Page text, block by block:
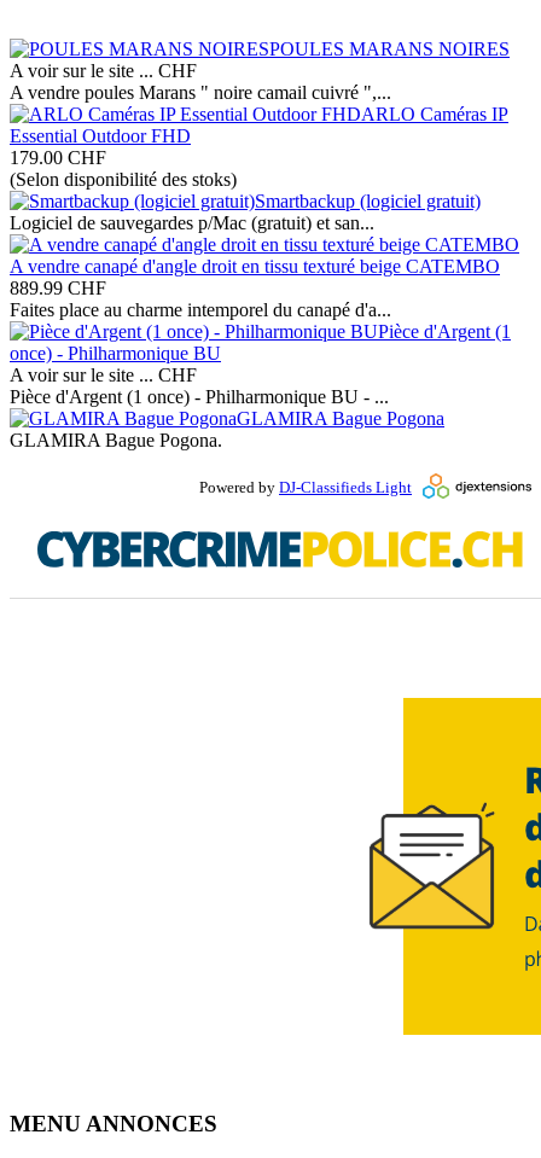
POULES MARANS NOIRES
A voir sur le site ... CHF
A vendre poules Marans " noire camail cuivré ",...
ARLO Caméras IP
Essential Outdoor FHD
179.00 CHF
(Selon disponibilité des stoks)
Smartbackup (logiciel gratuit)
Logiciel de sauvegardes p/Mac (gratuit) et san...
A vendre canapé d'angle droit en tissu texturé beige CATEMBO
889.99 CHF
Faites place au charme intemporel du canapé d'a...
Pièce d'Argent (1
once) - Philharmonique BU
A voir sur le site ... CHF
Pièce d'Argent (1 once) - Philharmonique BU - ...
GLAMIRA Bague Pogona
GLAMIRA Bague Pogona.
Powered by DJ-Classifieds Light
MENU ANNONCES